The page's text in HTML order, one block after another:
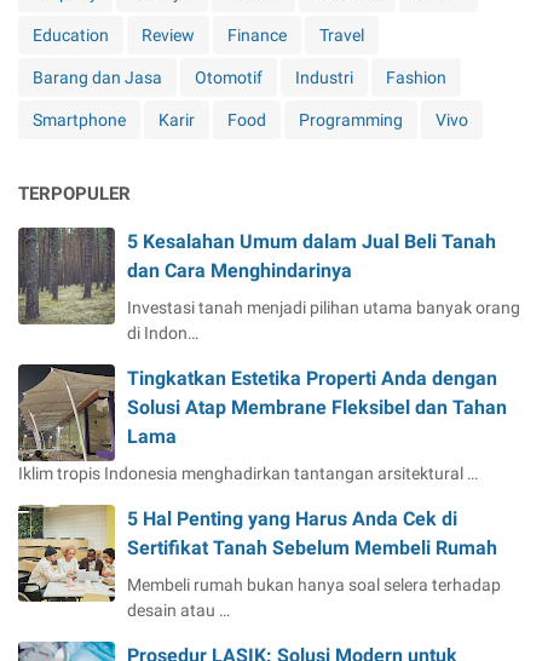
Education Review Finance Travel
Barang dan Jasa Otomotif Industri Fashion
Smartphone Karir Food Programming Vivo
TERPOPULER
5 Kesalahan Umum dalam Jual Beli Tanah
dan Cara Menghindarinya
Investasi tanah menjadi pilihan utama banyak orang
di Indon…
Tingkatkan Estetika Properti Anda dengan
Solusi Atap Membrane Fleksibel dan Tahan
Lama
Iklim tropis Indonesia menghadirkan tantangan arsitektural …
5 Hal Penting yang Harus Anda Cek di
Sertifikat Tanah Sebelum Membeli Rumah
Membeli rumah bukan hanya soal selera terhadap
desain atau …
Prosedur LASIK: Solusi Modern untuk